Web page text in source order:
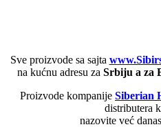
Sve proizvode sa sajta
na kućnu adresu za Srbiju a za
Proizvode kompanije Siberian
distributera
nazovite već